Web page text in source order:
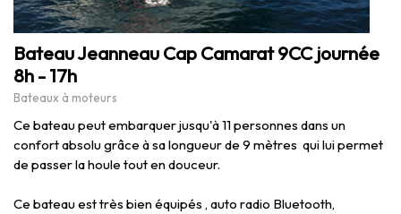
Bateau Jeanneau Cap Camarat 9CC journée
8h - 17h
Bateaux à moteurs
Ce bateau peut embarquer jusqu'à 11 personnes dans un
confort absolu grâce à sa longueur de 9 mètres qui lui permet
de passer la houle tout en douceur.
Ce bateau est très bien équipés , auto radio Bluetooth,